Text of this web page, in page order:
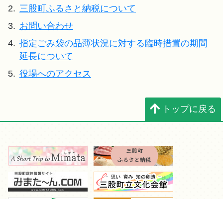
2. 三股町ふるさと納税について
3. お問い合わせ
4. 指定ごみ袋の品薄状況に対する臨時措置の期間
延長について
5. 役場へのアクセス
トップに戻る